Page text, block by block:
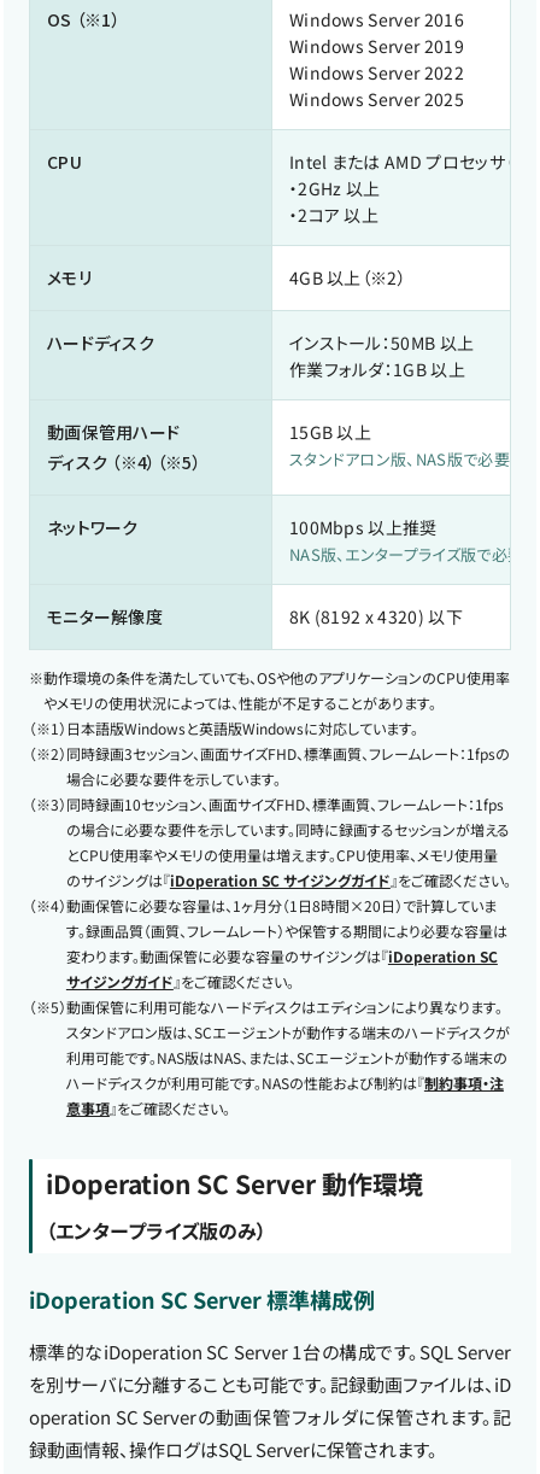
OS （※1）
Windows Server 2016
Windows Server 2019
Windows Server 2022
Windows Server 2025
CPU
Intel または AMD プロセッサ（※3
・2GHz 以上
・2コア 以上
メモリ 4GB 以上（※2）
ハードディスク
インストール：50MB 以上
作業フォルダ：1GB 以上
動画保管用ハード
ディスク （※4）（※5）
15GB 以上
スタンドアロン版、NAS版で必要
ネットワーク 100Mbps 以上推奨
NAS版、エンタープライズ版で必要
モニター解像度 8K (8192 x 4320) 以下
※動作環境の条件を満たしていても、OSや他のアプリケーションのCPU使用率
やメモリの使用状況によっては、性能が不足することがあります。
（※1） 日本語版Windowsと英語版Windowsに対応しています。
（※2）同時録画3セッション、画面サイズFHD、標準画質、フレームレート：1fpsの
場合に必要な要件を示しています。
（※3）同時録画10セッション、画面サイズFHD、標準画質、フレームレート：1fps
の場合に必要な要件を示しています。同時に録画するセッションが増える
とCPU使用率やメモリの使用量は増えます。CPU使用率、メモリ使用量
のサイジングは『iDoperation SC サイジングガイド』をご確認ください。
（※4）動画保管に必要な容量は、1ヶ月分（1日8時間×20日）で計算していま
す。録画品質（画質、フレームレート）や保管する期間により必要な容量は
変わります。動画保管に必要な容量のサイジングは『iDoperation SC
サイジングガイド』をご確認ください。
（※5）動画保管に利用可能なハードディスクはエディションにより異なります。
スタンドアロン版は、SCエージェントが動作する端末のハードディスクが
利用可能です。NAS版はNAS、または、SCエージェントが動作する端末の
ハードディスクが利用可能です。NASの性能および制約は『制約事項・注
意事項』をご確認ください。
iDoperation SC Server 動作環境
（エンタープライズ版のみ）
iDoperation SC Server 標準構成例
標準的なiDoperation SC Server 1台の構成です。SQL Server
を別サーバに分離することも可能です。記録動画ファイルは、iD
operation SC Serverの動画保管フォルダに保管されます。記
録動画情報、操作ログはSQL Serverに保管されます。